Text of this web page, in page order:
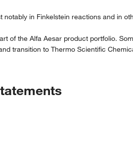
in Finkelstein reactions and in
of the Alfa Aesar product portfolio.
transition to Thermo Scientific